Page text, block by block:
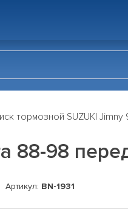
тормозной SUZUKI
88-98
Артикул: BN-1931